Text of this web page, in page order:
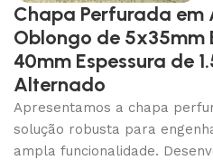
Chapa Perfurada em
Oblongo de 5x35mm
40mm Espessura de
Alternado
Apresentamos a chapa
solução robusta para
ampla funcionalidade.